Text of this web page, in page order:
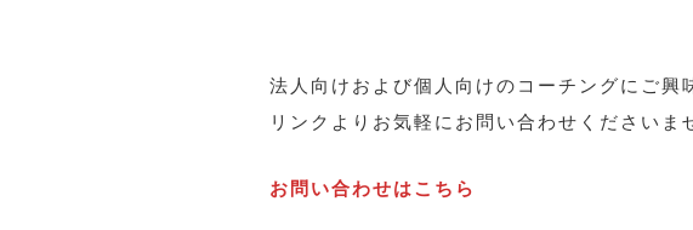
法人向けおよび個人向けのコーチングにご
リンクよりお気軽にお問い合わせくださいま
お問い合わせはこちら